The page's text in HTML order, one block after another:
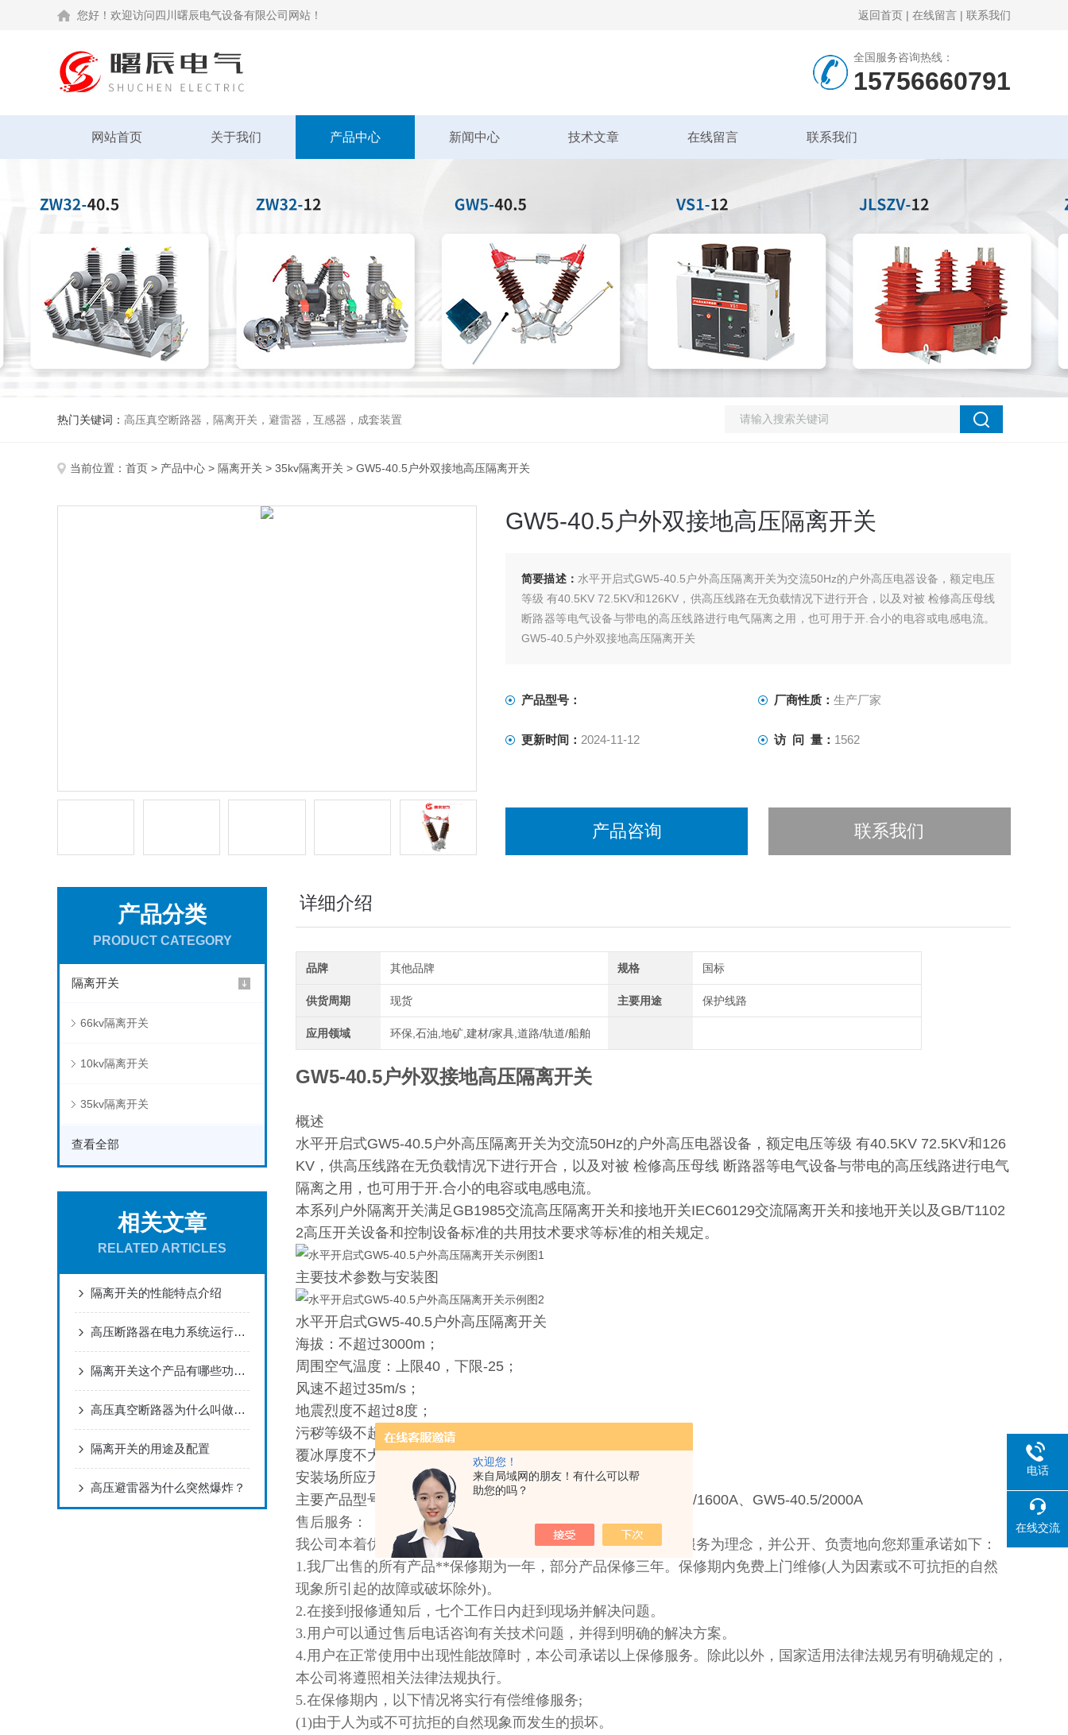
欢迎您！
来自局域网的朋友！有什么可以帮
助您的吗？
您好！欢迎访问四川曙辰电气设备有限公司网站！ 返回首页 | 在线留言 | 联系我们
全国服务咨询热线：
15756660791
网站首页 关于我们 产品中心 新闻中心 技术文章 在线留言 联系我们
热门关键词： 高压真空断路器，隔离开关，避雷器，互感器，成套装置
当前位置： 首页 > 产品中心 > 隔离开关 > 35kv隔离开关 > GW5-40.5户外双接地高压隔离开关
GW5-40.5户外双接地高压隔离开关
简要描述： 水平开启式GW5-40.5户外高压隔离开关为交流50Hz的户外高压电器设备，额定电压
等级 有40.5KV 72.5KV和126KV，供高压线路在无负载情况下进行开合，以及对被 检修高压母线
断路器等电气设备与带电的高压线路进行电气隔离之用，也可用于开.合小的电容或电感电流。
GW5-40.5户外双接地高压隔离开关
产品型号： 厂商性质： 生产厂家
更新时间： 2024-11-12 访 问 量： 1562
产品咨询 联系我们
产品分类
PRODUCT CATEGORY
隔离开关
66kv隔离开关
10kv隔离开关
35kv隔离开关
查看全部
相关文章
RELATED ARTICLES
隔离开关的性能特点介绍
高压断路器在电力系统运行中的保护与调控作用
隔离开关这个产品有哪些功能特点呢？
高压真空断路器为什么叫做真空?
隔离开关的用途及配置
高压避雷器为什么突然爆炸？
详细介绍
品牌 其他品牌 规格 国标
供货周期 现货 主要用途 保护线路
应用领域 环保,石油,地矿,建材/家具,道路/轨道/船舶
GW5-40.5户外双接地高压隔离开关
概述
水平开启式GW5-40.5户外高压隔离开关为交流50Hz的户外高压电器设备，额定电压等级 有40.5KV 72.5KV和126
KV，供高压线路在无负载情况下进行开合，以及对被 检修高压母线 断路器等电气设备与带电的高压线路进行电气
隔离之用，也可用于开.合小的电容或电感电流。
本系列户外隔离开关满足GB1985交流高压隔离开关和接地开关IEC60129交流隔离开关和接地开关以及GB/T1102
2高压开关设备和控制设备标准的共用技术要求等标准的相关规定。
主要技术参数与安装图
水平开启式GW5-40.5户外高压隔离开关
海拔：不超过3000m；
周围空气温度：上限40，下限-25；
风速不超过35m/s；
地震烈度不超过8度；
污秽等级不超过级；
覆冰厚度不大于10mm；
安装场所应无易爆.易爆危险.无化学腐蚀及剧烈振动。
主要产品型号：GW5-40.5/630A、GW5-40.5/1250、GW5-40.5/1600A、GW5-40.5/2000A
售后服务：
我公司本着优质、高效、发展的精神，以优质的产品、贴心的服务为理念，并公开、负责地向您郑重承诺如下：
1.我厂出售的所有产品**保修期为一年，部分产品保修三年。保修期内免费上门维修(人为因素或不可抗拒的自然
现象所引起的故障或破坏除外)。
2.在接到报修通知后，七个工作日内赶到现场并解决问题。
3.用户可以通过售后电话咨询有关技术问题，并得到明确的解决方案。
4.用户在正常使用中出现性能故障时，本公司承诺以上保修服务。除此以外，国家适用法律法规另有明确规定的，
本公司将遵照相关法律法规执行。
5.在保修期内，以下情况将实行有偿维修服务;
(1)由于人为或不可抗拒的自然现象而发生的损坏。
电话
在线交流